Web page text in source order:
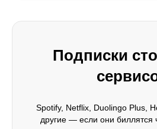
Подписки
Spotify, Netflix, Duolingo Plus,
другие — если они биллятся